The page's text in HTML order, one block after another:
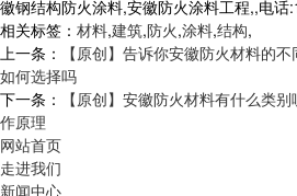
徽钢结构防火涂料,安徽防火涂料工程,,电
相关标签： 材料,建筑,防火,涂料,结构,
上一条：
【原创】告诉你安徽防火材料的
如何选择吗
下一条：
【原创】安徽防火材料有什么类
作原理
网站首页
走进我们
新闻中心